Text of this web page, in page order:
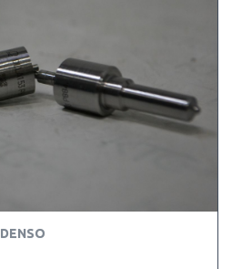
DENSO